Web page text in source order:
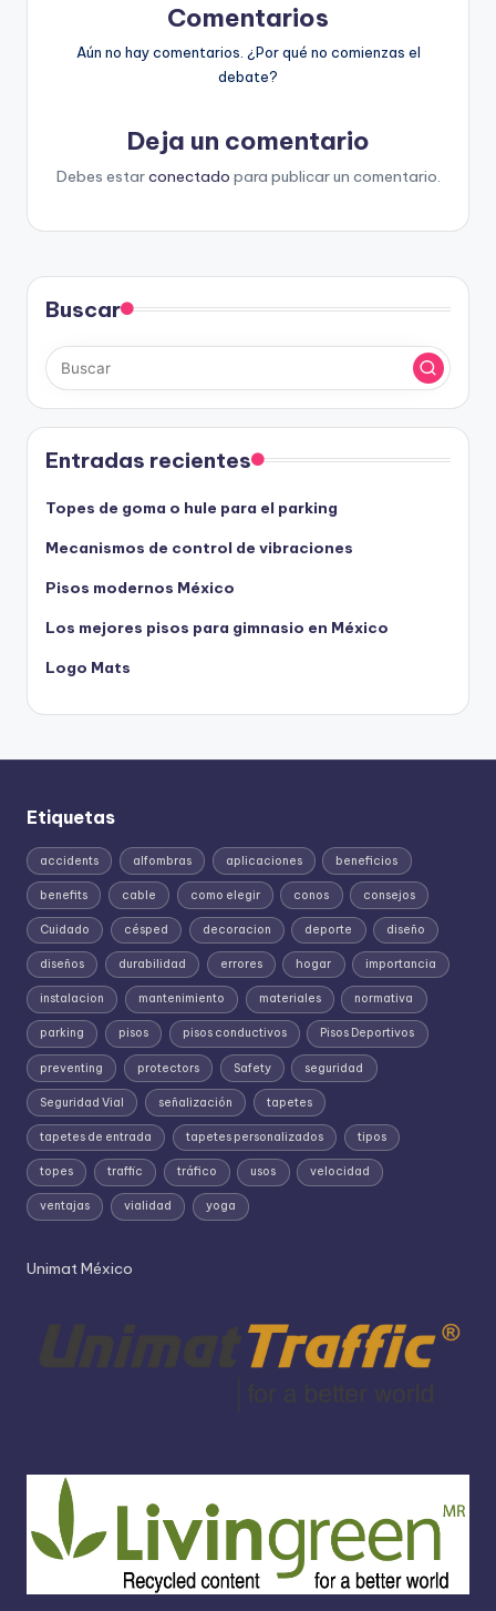
Comentarios
Aún no hay comentarios. ¿Por qué no comienzas el
debate?
Deja un comentario
Debes estarconectado para publicar un comentario.
Buscar
Entradas recientes
Topes de goma o hule para el parking
Mecanismos de control de vibraciones
Pisos modernos México
Los mejores pisos para gimnasio en México
Logo Mats
Etiquetas
accidents alfombras aplicaciones beneficios
benefits cable como elegir conos consejos
Cuidado césped decoracion deporte diseño
diseños durabilidad errores hogar importancia
instalacion mantenimiento materiales normativa
parking pisos pisos conductivos Pisos Deportivos
preventing protectors Safety seguridad
Seguridad Vial señalización tapetes
tapetes de entrada tapetes personalizados tipos
topes traffic tráfico usos velocidad
ventajas vialidad yoga
Unimat México